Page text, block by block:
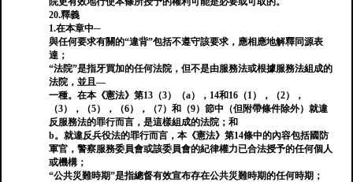
20.釋義
1.在本章中─
與任何要求有關的“違背”包括不遵守該要求，應相應地解釋同源表
達；
“法院”是指牙買加的任何法院，但不是由服務法或根據服務法組成的
法院，並且—
一種。在本《憲法》第13（3）（a），14和16（1），（2），
（3），（5），（6），（7）和（9）節中（但附帶條件除外）就違
反服務法的罪行而言，是這樣組成的法院；和
b。就違反兵役法的罪行而言，本《憲法》第14條中的內容包括國防
軍官，警察服務委員會或該委員會的紀律權力已合法授予的任何個人
或機構；
“公共災難時期”是指總督有效宣布存在公共災難時期的任何時期；